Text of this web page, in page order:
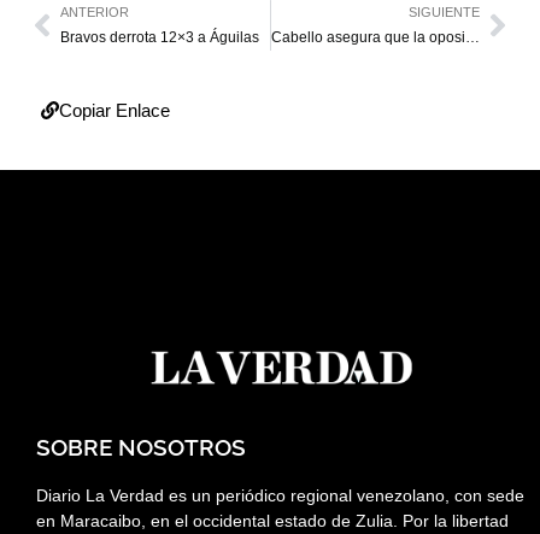
ANTERIOR
Bravos derrota 12×3 a Águilas
SIGUIENTE
Copiar Enlace
SOBRE NOSOTROS
Diario La Verdad es un periódico regional venezolano, con sede
en Maracaibo, en el occidental estado de Zulia. Por la libertad